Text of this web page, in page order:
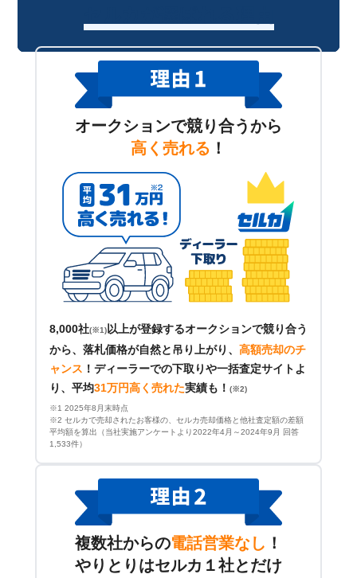
オークションで競り合うから
高く売れる ！
8,000社(※1) 以上が登録するオークションで競り合う
から、落札価格が自然と吊り上がり、 高額売却のチ
ャンス ！ ディーラーでの下取りや一括査定サイトよ
り、平均31万円高く売れた実績も！ (※2)
※1 2025年8月末時点
※2 セルカで売却されたお客様の、セルカ売却価格と他社査定額の差額
平均額を算出（当社実施アンケートより2022年4月～2024年9月 回答
1,533件）
複数社からの電話営業なし ！
やりとりはセルカ１社とだけ